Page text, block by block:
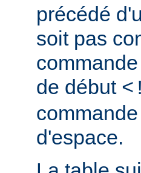
précédé
soit pas
de début
d'espace.